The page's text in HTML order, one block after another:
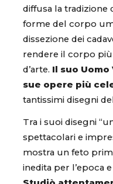
diffusa la tradizione
forme del corpo
dissezione dei
rendere il corpo
d’arte. Il suo
sue opere più
tantissimi disegni
Tra i suoi disegni
spettacolari e
mostra un feto
inedita per l’epoca